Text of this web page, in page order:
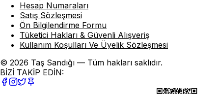
Hesap Numaraları
Satış Sözleşmesi
Ön Bilgilendirme Formu
Tüketici Hakları & Güvenli Alışveriş
Kullanım Koşulları Ve Üyelik Sözleşmesi
© 2026 Taş Sandığı — Tüm hakları saklıdır.
BİZİ TAKİP EDİN: